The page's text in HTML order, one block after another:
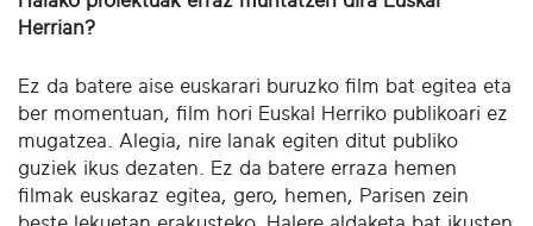
Herrian?
Ez da batere aise euskarari buruzko film bat egitea eta
ber momentuan, film hori Euskal Herriko publikoari ez
mugatzea. Alegia, nire lanak egiten ditut publiko
guziek ikus dezaten. Ez da batere erraza hemen
filmak euskaraz egitea, gero, hemen, Parisen zein